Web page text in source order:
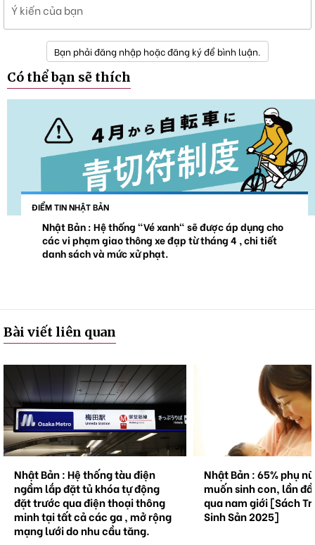
Ý kiến của bạn
Bạn phải đăng nhập hoặc đăng ký để bình luận.
Có thể bạn sẽ thích
ĐIỂM TIN NHẬT BẢN
Nhật Bản : Hệ thống "Vé xanh" sẽ được áp dụng cho
các vi phạm giao thông xe đạp từ tháng 4 , chi tiết
danh sách và mức xử phạt.
Bài viết liên quan
Nhật Bản : Hệ thống tàu điện
ngầm lắp đặt tủ khóa tự động
đặt trước qua điện thoại thông
minh tại tất cả các ga , mở rộng
mạng lưới do nhu cầu tăng.
Nhật Bản : 65% phụ
muốn sinh con, lần
qua nam giới [Sách
Sinh Sản 2025]